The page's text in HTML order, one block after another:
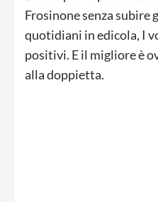
Frosinone senza subire
quotidiani in edicola, I
positivi. E il migliore è
alla doppietta.